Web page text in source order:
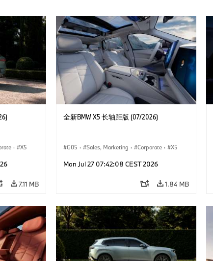
· X5
7.11 MB
全新BMW X5 长轴距版 (07/2026)
G05 · Sales, Marketing · Corporate · X5
Mon Jul 27 07:42:08 CEST 2026
1.84 MB